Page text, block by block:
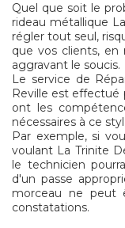
Quel que soit le
rideau métallique
régler tout seul,
que vos clients, en
aggravant le soucis.
Le service de
Reville est effectué
ont les
nécessaires à ce
Par exemple, si
voulant La Trinite
le technicien
d'un passe
morceau ne peut
constatations.